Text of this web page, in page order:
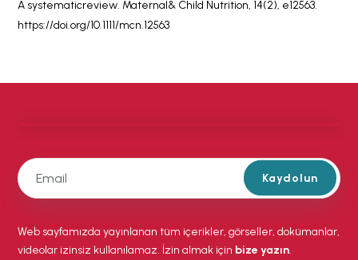
A systematicreview. Maternal& Child Nutrition, 14(2), e12563.
https://doi.org/10.1111/mcn.12563
Kaydolun
Web sayfamızda yayınlanan tüm içerikler, görseller, dokümanlar,
videolar izinsiz kullanılamaz. İzin almak için bize yazın.